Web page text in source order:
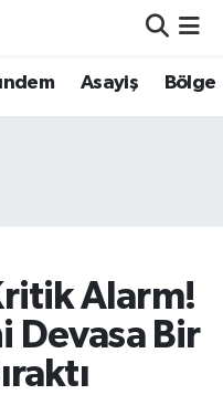
Asayiş Bölge
Alarm!
Devasa Bir